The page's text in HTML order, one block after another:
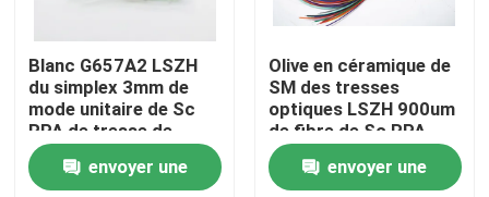
Maison
Blanc G657A2 LSZH
du simplex 3mm de
mode unitaire de Sc
RPA de tresse de
câble optique de fibre
envoyer une
Olive en céramique de
SM des tresses
optiques LSZH 900um
de fibre de Sc RPA
pour la boîte de
diviseurenvoyer une